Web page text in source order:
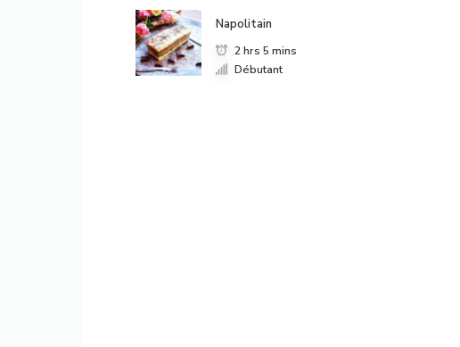
Napolitain
2 hrs 5 mins
Débutant